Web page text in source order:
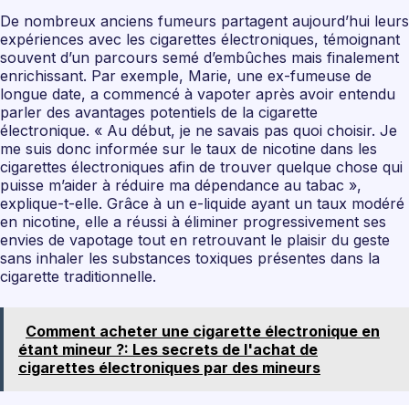
De nombreux anciens fumeurs partagent aujourd’hui leurs
expériences avec les cigarettes électroniques, témoignant
souvent d’un parcours semé d’embûches mais finalement
enrichissant. Par exemple, Marie, une ex-fumeuse de
longue date, a commencé à vapoter après avoir entendu
parler des avantages potentiels de la cigarette
électronique. « Au début, je ne savais pas quoi choisir. Je
me suis donc informée sur le taux de nicotine dans les
cigarettes électroniques afin de trouver quelque chose qui
puisse m’aider à réduire ma dépendance au tabac »,
explique-t-elle. Grâce à un e-liquide ayant un taux modéré
en nicotine, elle a réussi à éliminer progressivement ses
envies de vapotage tout en retrouvant le plaisir du geste
sans inhaler les substances toxiques présentes dans la
cigarette traditionnelle.
Comment acheter une cigarette électronique en
étant mineur ?: Les secrets de l'achat de
cigarettes électroniques par des mineurs